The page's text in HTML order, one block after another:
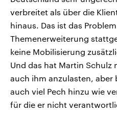
verbreitet als über die
hinaus. Das ist das
Themenerweiterung
keine Mobilisierung
Und das hat Martin Schulz
auch ihm anzulasten, aber
auch viel Pech hinzu wie
für die er nicht